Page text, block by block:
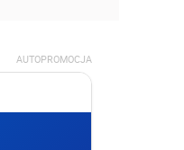
AUTOPROMOCJA